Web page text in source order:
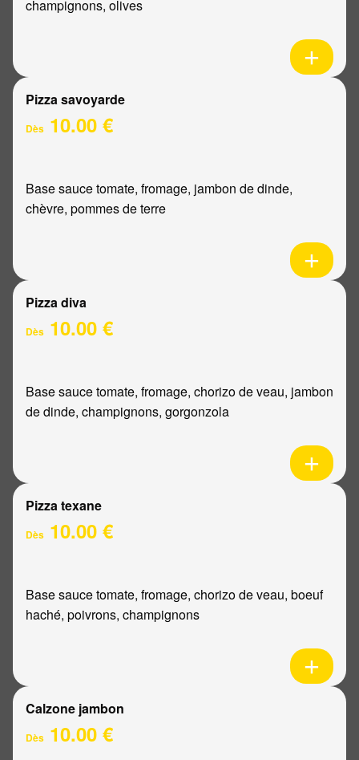
champignons, olives
Pizza savoyarde
Dès 10.00 €
Base sauce tomate, fromage, jambon de dinde,
chèvre, pommes de terre
Pizza diva
Dès 10.00 €
Base sauce tomate, fromage, chorizo de veau, jambon
de dinde, champignons, gorgonzola
Pizza texane
Dès 10.00 €
Base sauce tomate, fromage, chorizo de veau, boeuf
haché, poivrons, champignons
Calzone jambon
Dès 10.00 €